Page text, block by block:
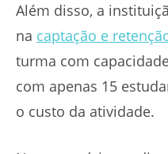
Além disso, a
na captação e
turma com
com apenas 15
o custo da atividade.